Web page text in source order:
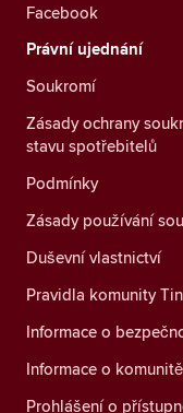
Facebook
Právní ujednání
Soukromí
Zásady ochrany
stavu spotřebitelů
Podmínky
Zásady používání
Duševní vlastnictví
Pravidla komunity
Informace o
Informace o komunitě
Prohlášení o